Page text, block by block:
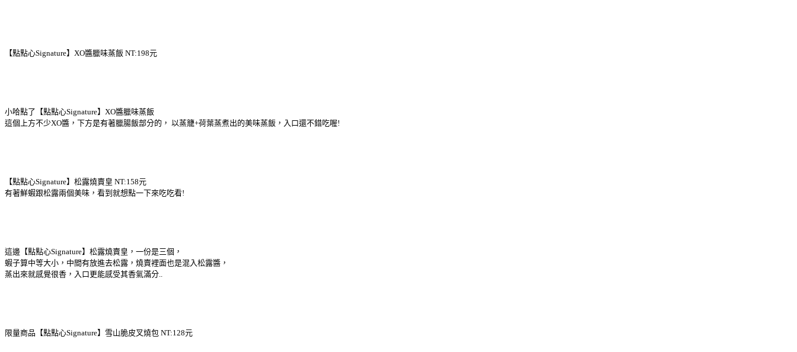
【點點心Signature】XO醬臘味蒸飯 NT:198元
小哈點了【點點心Signature】XO醬臘味蒸飯
這個上方不少XO醬，下方是有著臘腸飯部分的， 以蒸籠+荷葉蒸煮出的美味蒸飯，入口還不錯吃喔!
【點點心Signature】松露燒賣皇 NT:158元
有著鮮蝦跟松露兩個美味，看到就想點一下來吃吃看!
這邊【點點心Signature】松露燒賣皇，一份是三個，
蝦子算中等大小，中間有放進去松露，燒賣裡面也是混入松露醬，
蒸出來就感覺很香，入口更能感受其香氣滿分..
限量商品【點點心Signature】雪山脆皮叉燒包 NT:128元